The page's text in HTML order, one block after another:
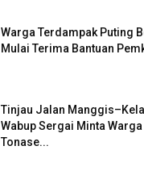
Warga Terdampak Puting
Mulai Terima Bantuan
Tinjau Jalan
Wabup Sergai Minta
Tonase...